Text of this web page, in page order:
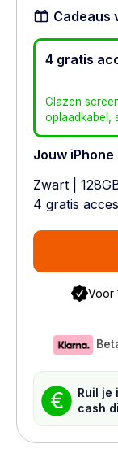
Cadeaus
4 gratis
Glazen
oplaadkabel,
Jouw iPhone
Zwart
4 gratis
Voor
€
Ruil je
cash